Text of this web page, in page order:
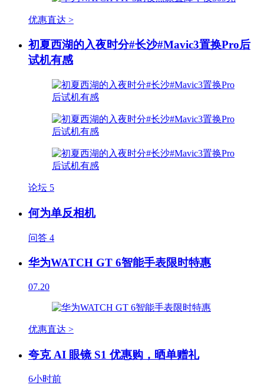
优惠直达 >
初夏西湖的入夜时分#长沙#Mavic3置换Pro后
试机有感
论坛 5
何为单反相机
问答 4
华为WATCH GT 6智能手表限时特惠
07.20
优惠直达 >
夸克 AI 眼镜 S1 优惠购，晒单赠礼
6小时前